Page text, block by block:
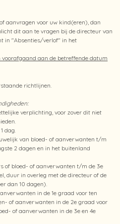
aanvragen voor uw kind(eren), dan
dit aan te vragen bij de directeur van
in "Absenties/verlof" in het
aan de betreffende datum
richtlijnen.
verplichting, voor zover dit niet
dag.
van bloed- of aanverwanten t/m
2 dagen en in het buitenland
of bloed- of aanverwanten t/m de 3e
duur in overleg met de directeur of de
dan 10 dagen).
in de 1e graad voor ten
of aanverwanten in de 2e graad voor
of aanverwanten in de 3e en 4e